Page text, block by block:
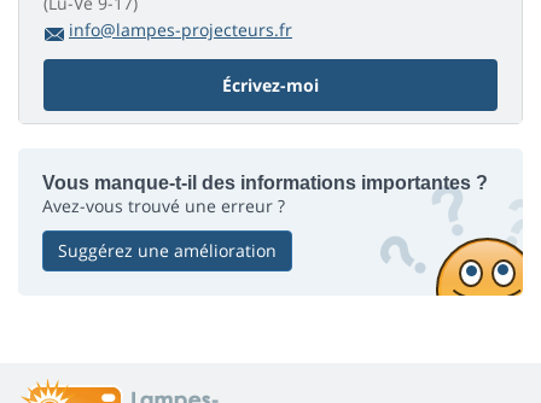
info@lampes-projecteurs.fr
Écrivez-moi
Vous manque-t-il des informations importantes ?
Avez-vous trouvé une erreur ?
Suggérez une amélioration